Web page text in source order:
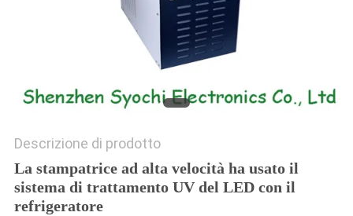
Descrizione di prodotto
La stampatrice ad alta velocità ha usato il
sistema di trattamento UV del LED con il
refrigeratore